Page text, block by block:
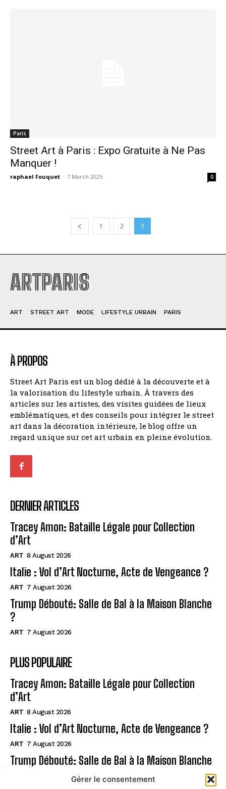
Gérer le consentement
Paris
Street Art à Paris : Expo Gratuite à Ne Pas
Manquer !
raphael Fouquet - 7 March 2025 0
1 2 3
ARTPARIS
ART STREET ART MODE LIFESTYLE URBAIN PARIS
À PROPOS
Street Art Paris est un blog dédié à la découverte et à
la valorisation du lifestyle urbain. À travers des
articles sur les artistes, des visites guidées de lieux
emblématiques, et des conseils pour intégrer le street
art dans la décoration intérieure, le blog offre un
regard unique sur cet art urbain en pleine évolution.
DERNIER ARTICLES
Tracey Amon: Bataille Légale pour Collection
d’Art
ART 8 August 2026
Italie : Vol d’Art Nocturne, Acte de Vengeance ?
ART 7 August 2026
Trump Débouté: Salle de Bal à la Maison Blanche
?
ART 7 August 2026
PLUS POPULAIRE
Tracey Amon: Bataille Légale pour Collection
d’Art
ART 8 August 2026
Italie : Vol d’Art Nocturne, Acte de Vengeance ?
ART 7 August 2026
Trump Débouté: Salle de Bal à la Maison Blanche